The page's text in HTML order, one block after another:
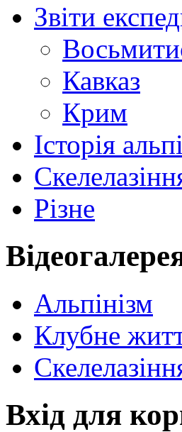
Звіти
Кавказ
Крим
Історія
Різне
Альпінізм
Клубне
Вхід для